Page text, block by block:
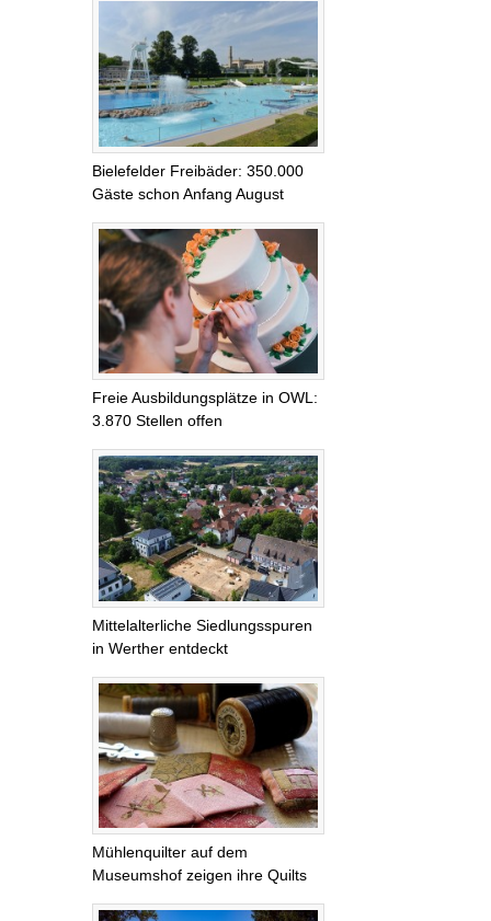
Bielefelder Freibäder: 350.000
Gäste schon Anfang August
Freie Ausbildungsplätze in OWL:
3.870 Stellen offen
Mittelalterliche Siedlungsspuren
in Werther entdeckt
Mühlenquilter auf dem
Museumshof zeigen ihre Quilts